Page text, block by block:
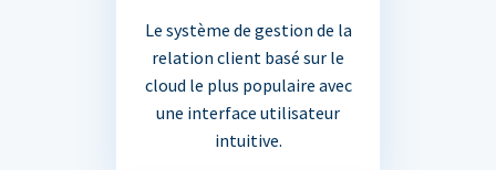
Le système de gestion de la
relation client basé sur le
cloud le plus populaire avec
une interface utilisateur
intuitive.